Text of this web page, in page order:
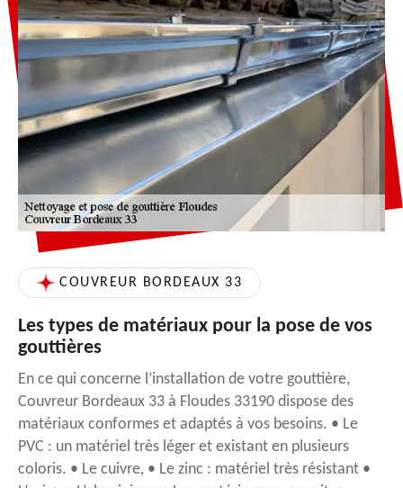
COUVREUR BORDEAUX 33
Les types de matériaux pour la pose de vos
gouttières
En ce qui concerne l’installation de votre gouttière,
Couvreur Bordeaux 33 à Floudes 33190 dispose des
matériaux conformes et adaptés à vos besoins. • Le
PVC : un matériel très léger et existant en plusieurs
coloris. • Le cuivre, • Le zinc : matériel très résistant •